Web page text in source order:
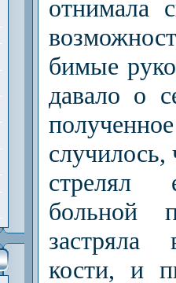
отнима­ла
бимые
давало о
стрелял
больной
застряла
кости, и